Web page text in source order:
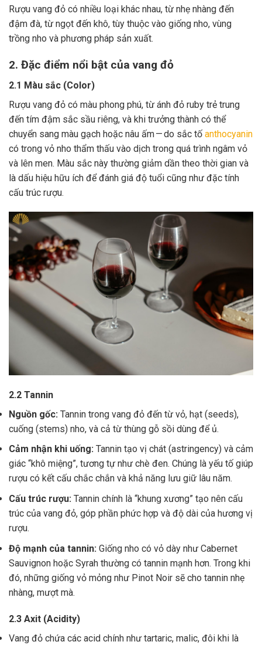
Rượu vang đỏ có nhiều loại khác nhau, từ nhẹ nhàng đến
đậm đà, từ ngọt đến khô, tùy thuộc vào giống nho, vùng
trồng nho và phương pháp sản xuất.
2. Đặc điểm nổi bật của vang đỏ
2.1 Màu sắc (Color)
Rượu vang đỏ có màu phong phú, từ ánh đỏ ruby trẻ trung
đến tím đậm sắc sầu riêng, và khi trưởng thành có thể
chuyển sang màu gạch hoặc nâu ấm — do sắc tố anthocyanin
có trong vỏ nho thẩm thấu vào dịch trong quá trình ngâm vỏ
và lên men. Màu sắc này thường giảm dần theo thời gian và
là dấu hiệu hữu ích để đánh giá độ tuổi cũng như đặc tính
cấu trúc rượu.
2.2 Tannin
Nguồn gốc: Tannin trong vang đỏ đến từ vỏ, hạt (seeds),
cuống (stems) nho, và cả từ thùng gỗ sồi dùng để ủ.
Cảm nhận khi uống: Tannin tạo vị chát (astringency) và cảm
giác “khô miệng”, tương tự như chè đen. Chúng là yếu tố giúp
rượu có kết cấu chắc chắn và khả năng lưu giữ lâu năm.
Cấu trúc rượu: Tannin chính là “khung xương” tạo nên cấu
trúc của vang đỏ, góp phần phức hợp và độ dài của hương vị
rượu.
Độ mạnh của tannin: Giống nho có vỏ dày như Cabernet
Sauvignon hoặc Syrah thường có tannin mạnh hơn. Trong khi
đó, những giống vỏ mỏng như Pinot Noir sẽ cho tannin nhẹ
nhàng, mượt mà.
2.3 Axit (Acidity)
Vang đỏ chứa các acid chính như tartaric, malic, đôi khi là